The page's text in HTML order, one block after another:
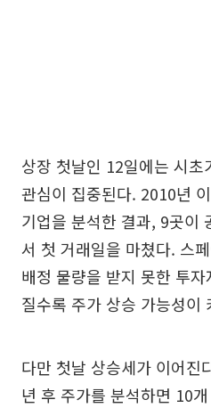
상장 첫날인 12일에는 시초
관심이 집중된다. 2010년
기업을 분석한 결과, 9곳이
서 첫 거래일을 마쳤다. 스
배정 물량을 받지 못한 투
질수록 주가 상승 가능성이
다만 첫날 상승세가 이어진
년 후 주가를 분석하면 10